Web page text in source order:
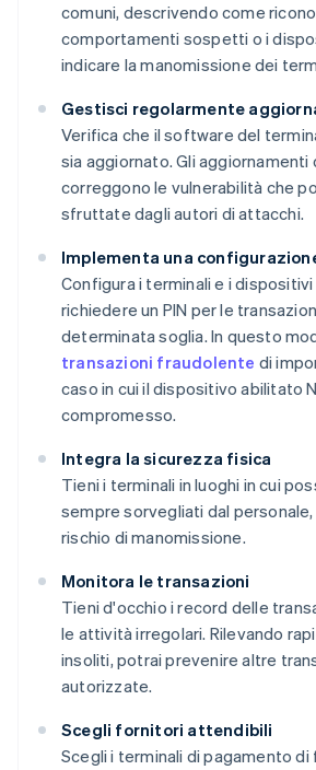
comuni, descrivendo come
comportamenti sospetti o i
indicare la manomissione dei
Gestisci regolarmente
Verifica che il software del
sia aggiornato. Gli
correggono le vulnerabilità che
sfruttate dagli autori di attacchi.
Implementa una
Configura i terminali e i
richiedere un PIN per le
determinata soglia. In questo
transazioni fraudolente di
caso in cui il dispositivo abilitato
compromesso.
Integra la sicurezza fisica
Tieni i terminali in luoghi in cui
sempre sorvegliati dal personale,
rischio di manomissione.
Monitora le transazioni
Tieni d'occhio i record delle
le attività irregolari. Rilevando
insoliti, potrai prevenire altre
autorizzate.
Scegli fornitori attendibili
Scegli i terminali di pagamento di